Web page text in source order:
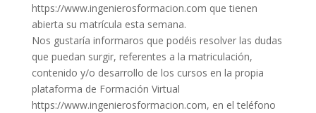
https://www.ingenierosformacion.com que tienen
abierta su matrícula esta semana.
Nos gustaría informaros que podéis resolver las dudas
que puedan surgir, referentes a la matriculación,
contenido y/o desarrollo de los cursos en la propia
plataforma de Formación Virtual
https://www.ingenierosformacion.com, en el teléfono